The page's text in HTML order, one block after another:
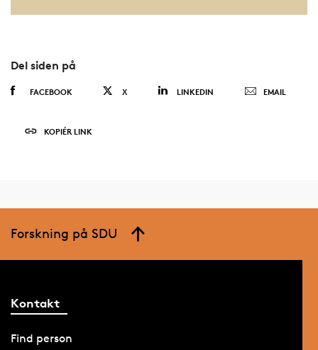
Del siden på
FACEBOOK X LINKEDIN EMAIL
KOPIÉR LINK
Forskning på SDU
Kontakt
Find person